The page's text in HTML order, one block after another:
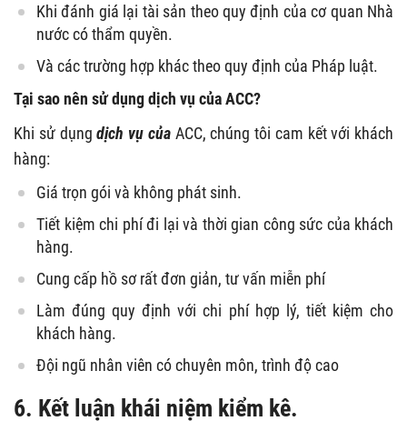
Khi đánh giá lại tài sản theo quy định của cơ quan Nhà
nước có thẩm quyền.
Và các trường hợp khác theo quy định của Pháp luật.
Tại sao nên sử dụng dịch vụ của ACC?
Khi sử dụngdịch vụ của ACC, chúng tôi cam kết với khách
hàng:
Giá trọn gói và không phát sinh.
Tiết kiệm chi phí đi lại và thời gian công sức của khách
hàng.
Cung cấp hồ sơ rất đơn giản, tư vấn miễn phí
Làm đúng quy định với chi phí hợp lý, tiết kiệm cho
khách hàng.
Đội ngũ nhân viên có chuyên môn, trình độ cao
6. Kết luận khái niệm kiểm kê.